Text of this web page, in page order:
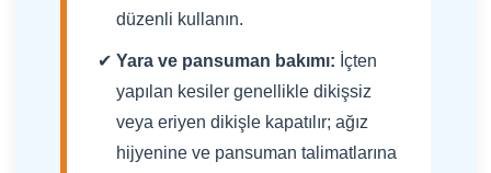
düzenli kullanın.
Yara ve pansuman bakımı: İçten
yapılan kesiler genellikle dikişsiz
veya eriyen dikişle kapatılır; ağız
hijyenine ve pansuman talimatlarına